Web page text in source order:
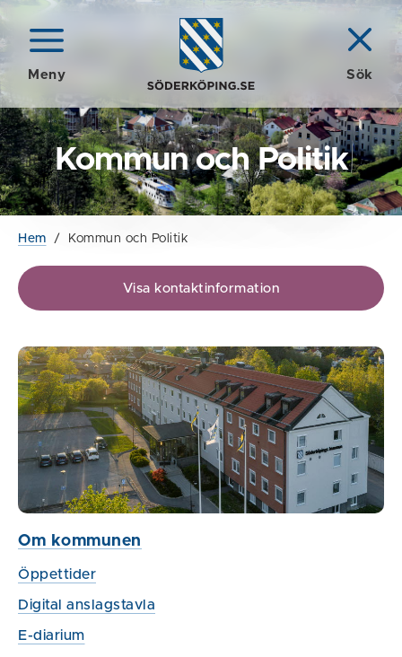
Meny Sök
Kommun och Politik
Hem / Kommun och Politik
Visa kontaktinformation
Om kommunen
Öppettider
Digital anslagstavla
E-diarium